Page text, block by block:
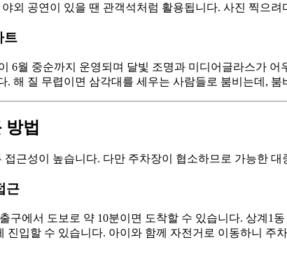
외 공연이 있을 땐 관객석처럼 활용됩니다. 사진 찍으
트
6월 중순까지 운영되며 달빛 조명과 미디어글라스가
. 해 질 무렵이면 삼각대를 세우는 사람들로 붐비는데,
방법
접근성이 높습니다. 다만 주차장이 협소하므로 가능한
근
구에서 도보로 약 10분이면 도착할 수 있습니다. 상계
진입할 수 있습니다. 아이와 함께 자전거로 이동하니 주